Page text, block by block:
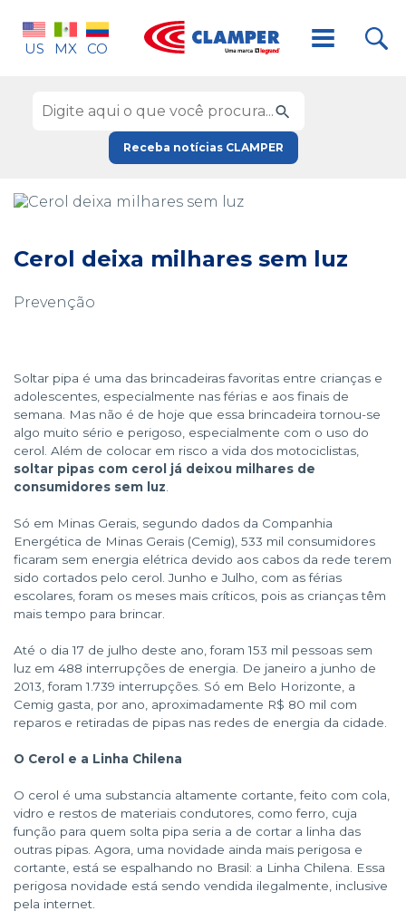
US MX CO
Receba notícias CLAMPER
Cerol deixa milhares sem luz
Prevenção
Soltar pipa é uma das brincadeiras favoritas entre crianças e
adolescentes, especialmente nas férias e aos finais de
semana. Mas não é de hoje que essa brincadeira tornou-se
algo muito sério e perigoso, especialmente com o uso do
cerol. Além de colocar em risco a vida dos motociclistas,
soltar pipas com cerol já deixou milhares de
consumidores sem luz
Só em Minas Gerais, segundo dados da Companhia
Energética de Minas Gerais (Cemig), 533 mil consumidores
ficaram sem energia elétrica devido aos cabos da rede terem
sido cortados pelo cerol. Junho e Julho, com as férias
escolares, foram os meses mais críticos, pois as crianças têm
mais tempo para brincar.
Até o dia 17 de julho deste ano, foram 153 mil pessoas sem
luz em 488 interrupções de energia. De janeiro a junho de
2013, foram 1.739 interrupções. Só em Belo Horizonte, a
Cemig gasta, por ano, aproximadamente R$ 80 mil com
reparos e retiradas de pipas nas redes de energia da cidade.
O Cerol e a Linha Chilena
O cerol é uma substancia altamente cortante, feito com cola,
vidro e restos de materiais condutores, como ferro, cuja
função para quem solta pipa seria a de cortar a linha das
outras pipas. Agora, uma novidade ainda mais perigosa e
cortante, está se espalhando no Brasil: a Linha Chilena. Essa
perigosa novidade está sendo vendida ilegalmente, inclusive
pela internet.